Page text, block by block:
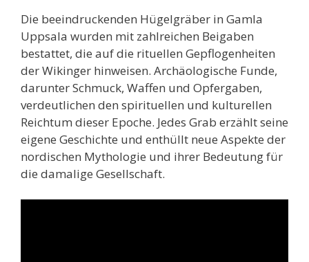
Die beeindruckenden Hügelgräber in Gamla
Uppsala wurden mit zahlreichen Beigaben
bestattet, die auf die rituellen Gepflogenheiten
der Wikinger hinweisen. Archäologische Funde,
darunter Schmuck, Waffen und Opfergaben,
verdeutlichen den spirituellen und kulturellen
Reichtum dieser Epoche. Jedes Grab erzählt seine
eigene Geschichte und enthüllt neue Aspekte der
nordischen Mythologie und ihrer Bedeutung für
die damalige Gesellschaft.